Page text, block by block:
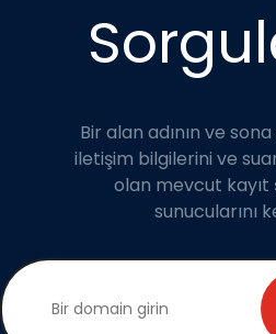
Bir alan adının ve
iletişim bilgilerini ve
olan mevcut kayıt
sunucularını